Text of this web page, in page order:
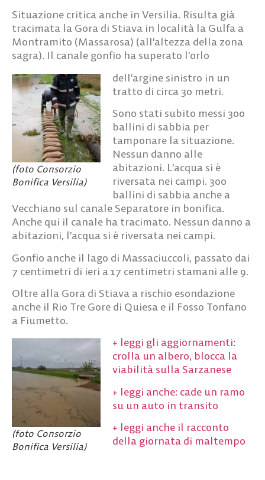
Situazione critica anche in Versilia. Risulta già
tracimata la Gora di Stiava in località la Gulfa a
Montramito (Massarosa) (all’altezza della zona
sagra). Il canale gonfio ha superato l’orlo
(foto Consorzio
Bonifica Versilia)
dell’argine sinistro in un
tratto di circa 30 metri.
Sono stati subito messi 300
ballini di sabbia per
tamponare la situazione.
Nessun danno alle
abitazioni. L’acqua si è
riversata nei campi. 300
ballini di sabbia anche a
Vecchiano sul canale Separatore in bonifica.
Anche qui il canale ha tracimato. Nessun danno a
abitazioni, l’acqua si è riversata nei campi.
Gonfio anche il lago di Massaciuccoli, passato dai
7 centimetri di ieri a 17 centimetri stamani alle 9.
Oltre alla Gora di Stiava a rischio esondazione
anche il Rio Tre Gore di Quiesa e il Fosso Tonfano
a Fiumetto.
(foto Consorzio
Bonifica Versilia)
+ leggi gli aggiornamenti:
crolla un albero, blocca la
viabilità sulla Sarzanese
+ leggi anche: cade un ramo
su un auto in transito
+ leggi anche il racconto
della giornata di maltempo